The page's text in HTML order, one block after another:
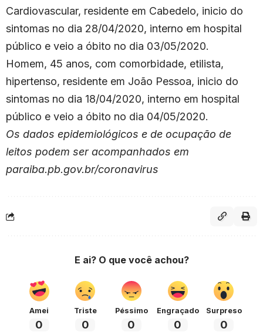
Cardiovascular, residente em Cabedelo, inicio do
sintomas no dia 28/04/2020, interno em hospital
público e veio a óbito no dia 03/05/2020.
Homem, 45 anos, com comorbidade, etilista,
hipertenso, residente em João Pessoa, inicio do
sintomas no dia 18/04/2020, interno em hospital
público e veio a óbito no dia 04/05/2020.
Os dados epidemiológicos e de ocupação de
leitos podem ser acompanhados em
paraiba.pb.gov.br/coronavirus
E ai? O que você achou?
Amei
0
Triste
0
Péssimo
0
Engraçado
0
Surpreso
0